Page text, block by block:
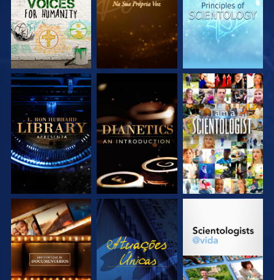
EXPLORE A SÉRIE EXPLORE A SÉRIE VEJA
EXPLORE A SÉRIE VEJA EXPLORE A SÉRIE